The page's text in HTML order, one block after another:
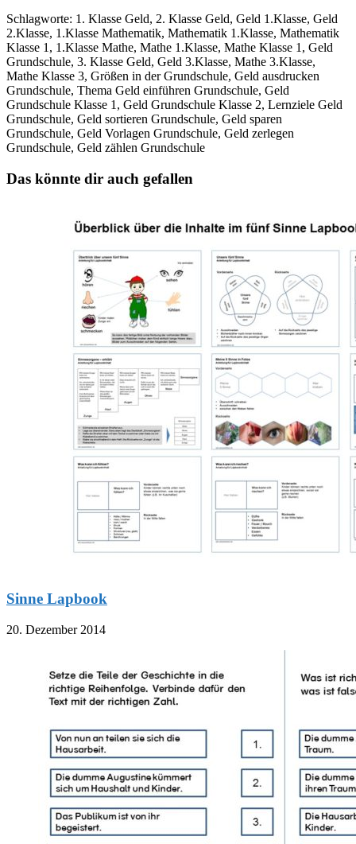
Schlagworte: 1. Klasse Geld, 2. Klasse Geld, Geld 1.Klasse, Geld
2.Klasse, 1.Klasse Mathematik, Mathematik 1.Klasse, Mathematik
Klasse 1, 1.Klasse Mathe, Mathe 1.Klasse, Mathe Klasse 1, Geld
Grundschule, 3. Klasse Geld, Geld 3.Klasse, Mathe 3.Klasse,
Mathe Klasse 3, Größen in der Grundschule, Geld ausdrucken
Grundschule, Thema Geld einführen Grundschule, Geld
Grundschule Klasse 1, Geld Grundschule Klasse 2, Lernziele Geld
Grundschule, Geld sortieren Grundschule, Geld sparen
Grundschule, Geld Vorlagen Grundschule, Geld zerlegen
Grundschule, Geld zählen Grundschule
Das könnte dir auch gefallen
Sinne Lapbook
20. Dezember 2014